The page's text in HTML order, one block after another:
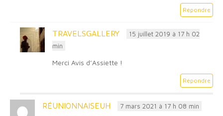
Répondre
TRAVELSGALLERY
15 juillet 2019 à 17 h 02
min
Merci Avis d’Assiette !
Répondre
RÉUNIONNAISEUH 7 mars 2021 à 17 h 08 min